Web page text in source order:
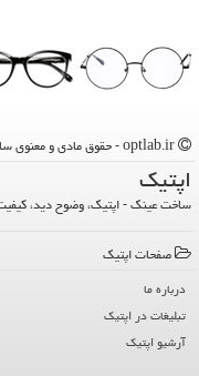
اپتیك
ساخت عینک - اپتیک، وضوح دید،
صفحات اپتیك
درباره ما
تبلیغات در اپتیك
آرشیو اپتیك